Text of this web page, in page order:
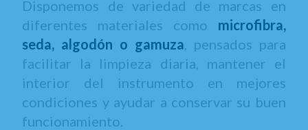
Disponemos de variedad de marcas en
diferentes materiales como microfibra,
seda, algodón o gamuza , pensados para
facilitar la limpieza diaria, mantener el
interior del instrumento en mejores
condiciones y ayudar a conservar su buen
funcionamiento.